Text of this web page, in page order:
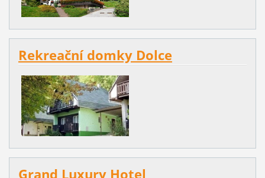
Rekreační domky Dolce